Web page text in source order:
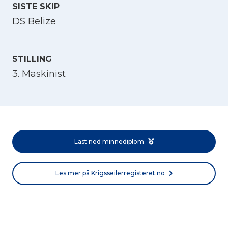
SISTE SKIP
DS Belize
STILLING
3. Maskinist
Last ned minnediplom
Les mer på Krigsseilerregisteret.no
Norsk bokmål